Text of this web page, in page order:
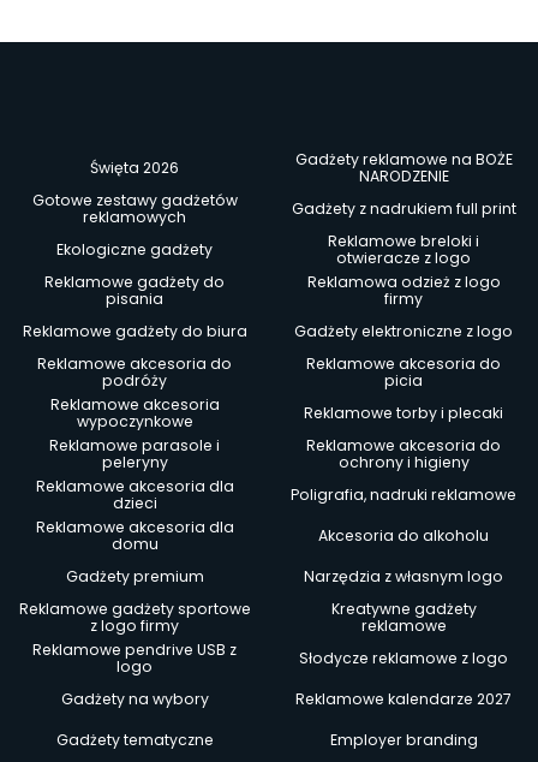
Święta 2026
Gadżety reklamowe na BOŻE
NARODZENIE
Gotowe zestawy gadżetów
reklamowych
Gadżety z nadrukiem full print
Ekologiczne gadżety
Reklamowe breloki i
otwieracze z logo
Reklamowe gadżety do
pisania
Reklamowa odzież z logo
firmy
Reklamowe gadżety do biura
Gadżety elektroniczne z logo
Reklamowe akcesoria do
podróży
Reklamowe akcesoria do
picia
Reklamowe akcesoria
wypoczynkowe
Reklamowe torby i plecaki
Reklamowe parasole i
peleryny
Reklamowe akcesoria do
ochrony i higieny
Reklamowe akcesoria dla
dzieci
Poligrafia, nadruki reklamowe
Reklamowe akcesoria dla
domu
Akcesoria do alkoholu
Gadżety premium
Narzędzia z własnym logo
Reklamowe gadżety sportowe
z logo firmy
Kreatywne gadżety
reklamowe
Reklamowe pendrive USB z
logo
Słodycze reklamowe z logo
Gadżety na wybory
Reklamowe kalendarze 2027
Gadżety tematyczne
Employer branding